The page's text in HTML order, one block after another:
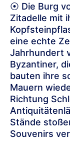
⦿ Die Burg
Zitadelle mit
eine echte
Jahrhundert
Byzantiner,
bauten ihre
Mauern
Richtung
Stände
Souvenirs